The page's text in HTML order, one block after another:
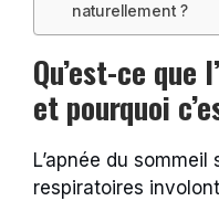
naturellement ?
Qu’est-ce que
et pourquoi
L’apnée du
respiratoires